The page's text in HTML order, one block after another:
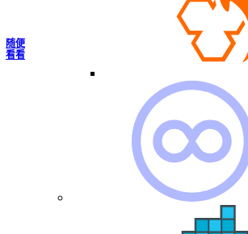
随便
看看